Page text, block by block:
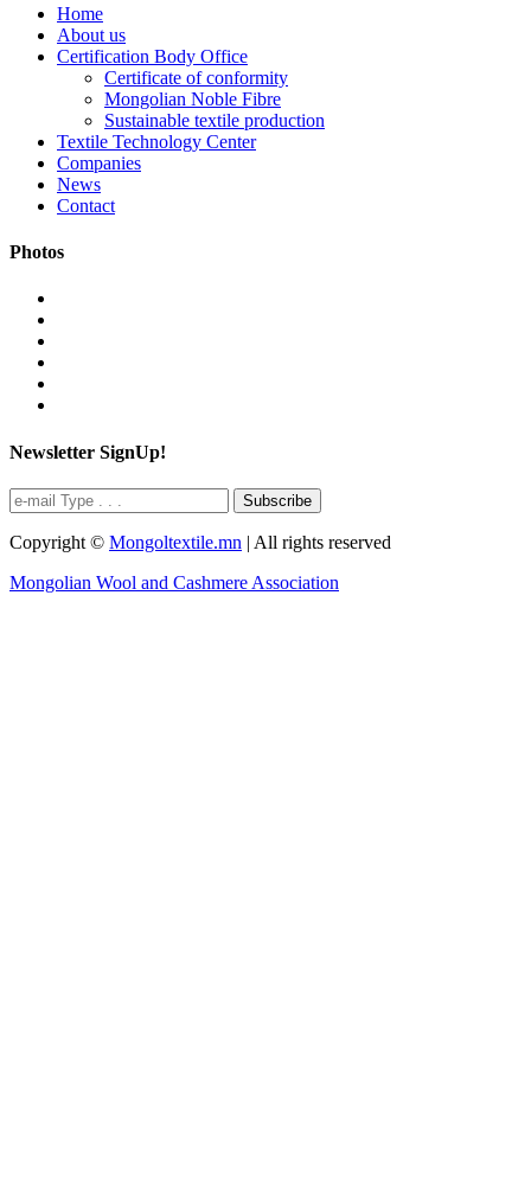
Home
About us
Certification Body Office
Certificate of conformity
Mongolian Noble Fibre
Sustainable textile production
Textile Technology Center
Companies
News
Contact
Photos
Newsletter SignUp!
Subscribe
Copyright © Mongoltextile.mn | All rights reserved
Mongolian Wool and Cashmere Association